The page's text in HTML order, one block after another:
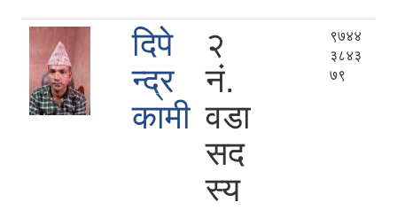
दिपे
न्द्र
कामी
२
नं.
वडा
सद
स्य
९७४४
३८४३
७९